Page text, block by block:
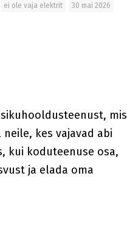
ei ole vaja elektrit 30 mai 2026
mis
neile, kes vajavad abi
kui koduteenuse osa,
ja elada oma